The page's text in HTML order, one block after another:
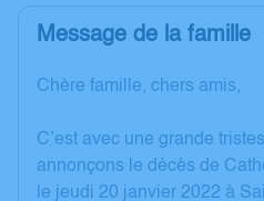
Message de la famille
Chère famille, chers amis,
C’est avec une grande
annonçons le décès de
le jeudi 20 janvier 2022 à